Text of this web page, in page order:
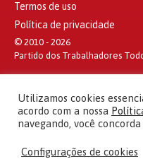
Termos de uso
Política de privacidade
© 2010 - 2026
Partido dos Trabalhadores
Utilizamos cookies
acordo com a nossa
navegando, você concorda
Configurações de cookies